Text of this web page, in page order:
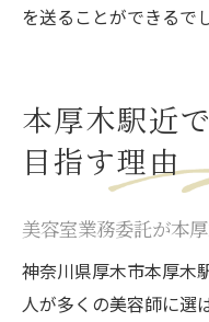
を送ることができるで
本厚木駅近
目指す理由
美容室業務委託が本
神奈川県厚木市本厚木
人が多くの美容師に選